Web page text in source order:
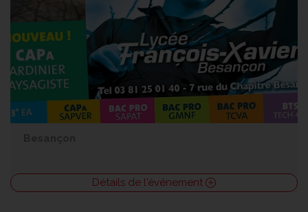
Détails de l'événement